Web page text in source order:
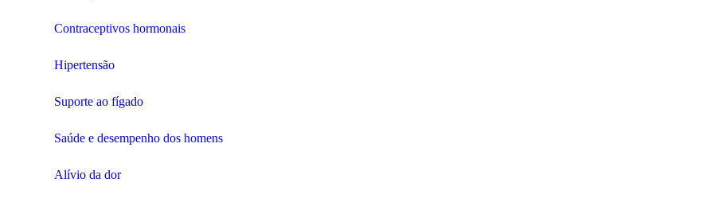
Contraceptivos hormonais
Hipertensão
Suporte ao fígado
Saúde e desempenho dos homens
Alívio da dor